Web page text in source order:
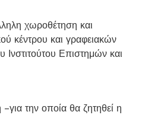
χωροθέτηση και
κέντρου και γραφειακών
Επιστημών και
την οποία θα ζητηθεί η